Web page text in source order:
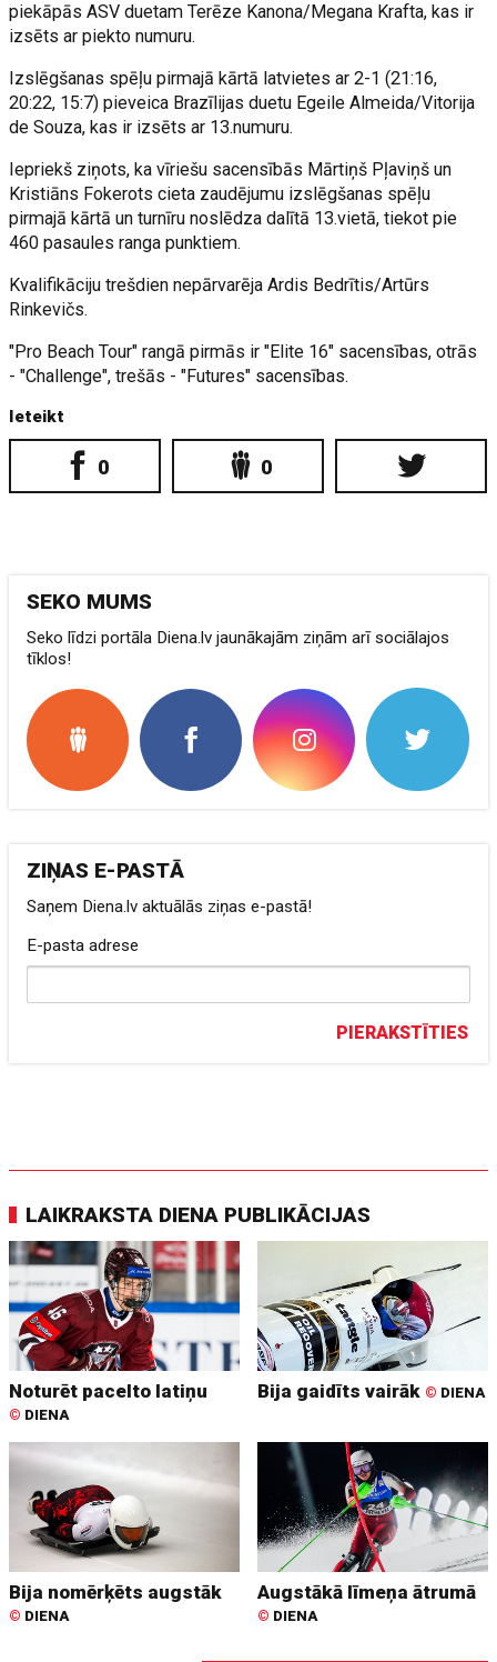
piekāpās ASV duetam Terēze Kanona/Megana Krafta, kas ir
izsēts ar piekto numuru.
Izslēgšanas spēļu pirmajā kārtā latvietes ar 2-1 (21:16,
20:22, 15:7) pieveica Brazīlijas duetu Egeile Almeida/Vitorija
de Souza, kas ir izsēts ar 13.numuru.
Iepriekš ziņots, ka vīriešu sacensībās Mārtiņš Pļaviņš un
Kristiāns Fokerots cieta zaudējumu izslēgšanas spēļu
pirmajā kārtā un turnīru noslēdza dalītā 13.vietā, tiekot pie
460 pasaules ranga punktiem.
Kvalifikāciju trešdien nepārvarēja Ardis Bedrītis/Artūrs
Rinkevičs.
"Pro Beach Tour" rangā pirmās ir "Elite 16" sacensības, otrās
- "Challenge", trešās - "Futures" sacensības.
Ieteikt
0 0
SEKO MUMS
Seko līdzi portāla Diena.lv jaunākajām ziņām arī sociālajos
tīklos!
ZIŅAS E-PASTĀ
Saņem Diena.lv aktuālās ziņas e-pastā!
E-pasta adrese
PIERAKSTĪTIES
LAIKRAKSTA DIENA PUBLIKĀCIJAS
Noturēt pacelto latiņu
© DIENA
Bija gaidīts vairāk © DIENA
Bija nomērķēts augstāk
© DIENA
Augstākā līmeņa ātrumā
© DIENA